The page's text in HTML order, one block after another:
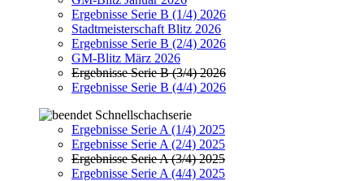
Ergebnisse Serie B (1/4) 2026
Stadtmeisterschaft Blitz 2026
Ergebnisse Serie B (2/4) 2026
GM-Blitz März 2026
Ergebnisse Serie B (3/4) 2026
Ergebnisse Serie B (4/4) 2026
Schnellschachserie
Ergebnisse Serie A (1/4) 2025
Ergebnisse Serie A (2/4) 2025
Ergebnisse Serie A (3/4) 2025
Ergebnisse Serie A (4/4) 2025